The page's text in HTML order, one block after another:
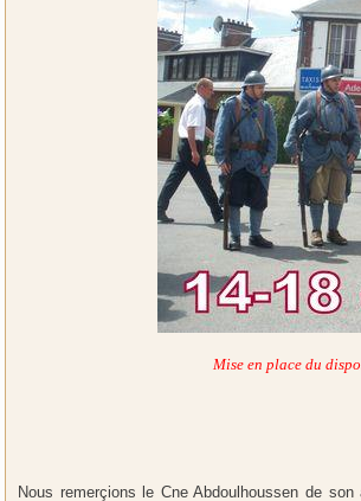
Mise en place du
Nous remerçions le Cne Abdoulhoussen de